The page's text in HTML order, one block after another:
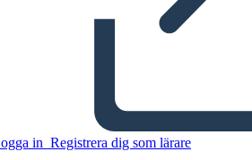
in Registrera dig som lärare